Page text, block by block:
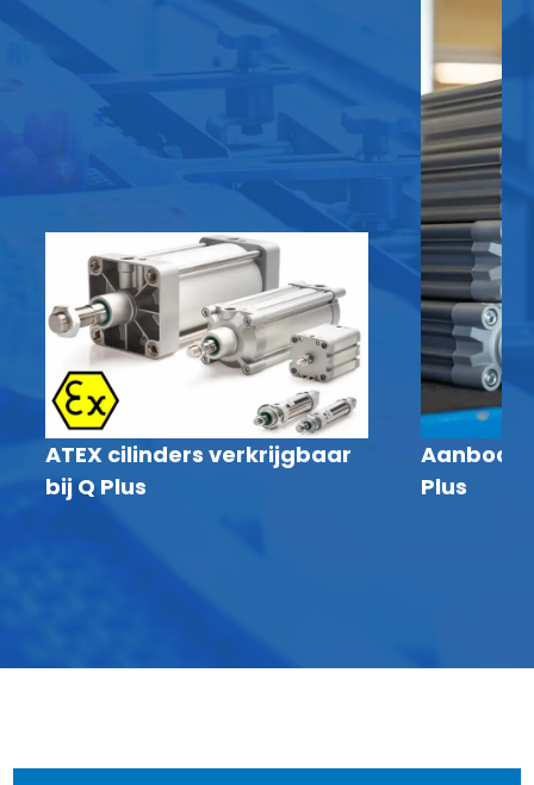
ATEX cilinders verkrijgbaar
bij Q Plus
Aanbod
Plus